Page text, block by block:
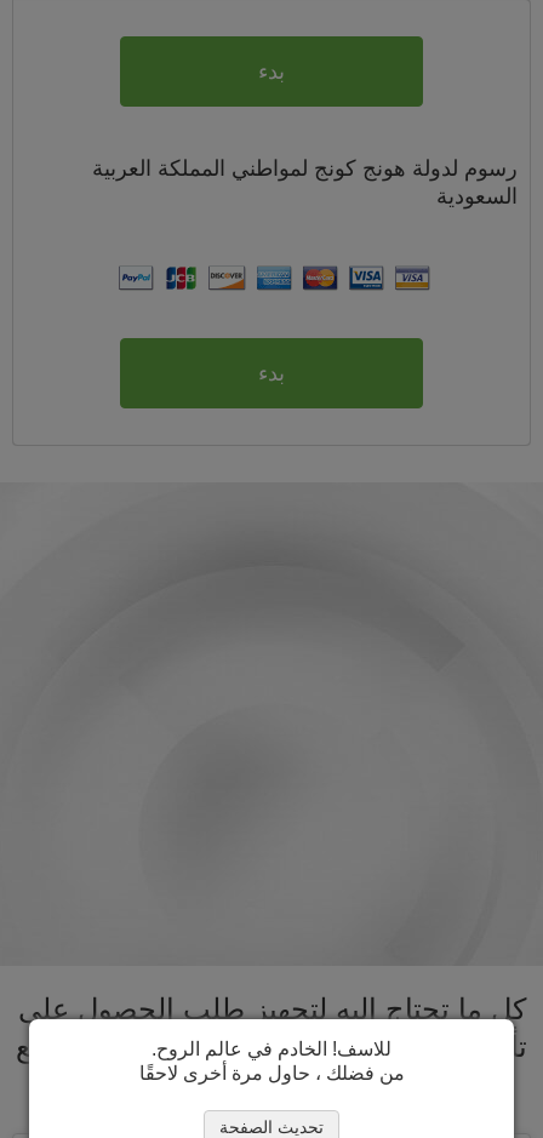
بدء
رسوم لدولة هونج كونج لمواطني المملكة العربية
السعودية
بدء
كل ما تحتاج اليه لتجهيز طلب الحصول على
تأشيرة هونج كونج تحت سقف واحد. تسريع
عملية الحصول على تأشيرة هونج كونج
للاسف! الخادم في عالم الروح.
من فضلك ، حاول مرة أخرى لاحقًا
تحديث الصفحة